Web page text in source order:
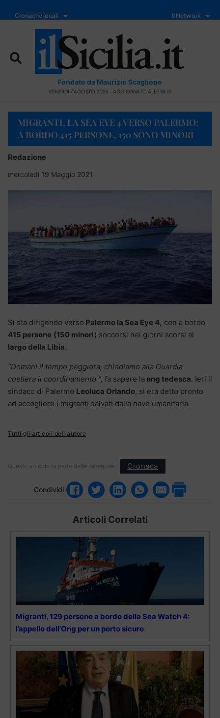
Cronache locali Il Network
Fondato da Maurizio Scaglione
VENERDÌ 7 AGOSTO 2026 - AGGIORNATO ALLE 18:01
MIGRANTI, LA SEA EYE 4 VERSO PALERMO:
A BORDO 415 PERSONE, 150 SONO MINORI
Redazione
mercoledì 19 Maggio 2021
Si sta dirigendo verso Palermo la Sea Eye 4, con a bordo
415 persone (150 minori) soccorsi nei giorni scorsi al
largo della Libia.
“Domani il tempo peggiora, chiediamo alla Guardia
costiera il coordinamento “, fa sapere la ong tedesca. Ieri il
sindaco di Palermo Leoluca Orlando, si era detto pronto
ad accogliere i migranti salvati dalla nave umanitaria.
Tutti gli articoli dell'autore
Questo articolo fa parte delle categorie: Cronaca
Condividi
Articoli Correlati
Migranti, 129 persone a bordo della Sea Watch 4:
l’appello dell’Ong per un porto sicuro